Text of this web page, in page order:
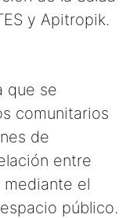
y Apitropik.
que se
comunitarios
de
entre
el
público.